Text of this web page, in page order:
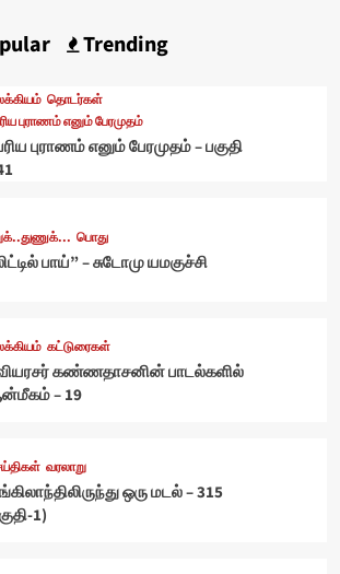
Trending
தொடர்கள்
புராணம் எனும் பேரமுதம்
புராணம் எனும் பேரமுதம் – பகுதி
பொது
பாய்” – சுடோமு யமகுச்சி
கட்டுரைகள்
கண்ணதாசனின் பாடல்களில்
– 19
வரலாறு
ஒரு மடல் – 315
1)